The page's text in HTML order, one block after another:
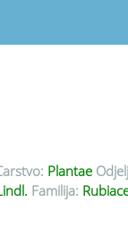
Plantae
Familija: